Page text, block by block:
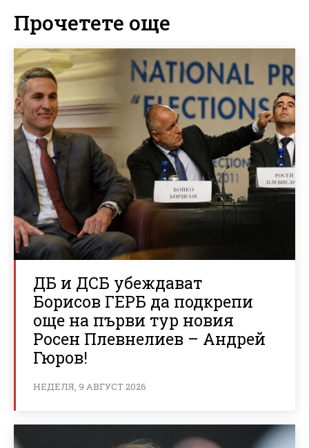
Прочетете още
ДБ и ДСБ убеждават
Борисов ГЕРБ да подкрепи
още на първи тур новия
Росен Плевнелиев – Андрей
Гюров!
НЕДЕЛЯ, 9 АВГУСТ 2026